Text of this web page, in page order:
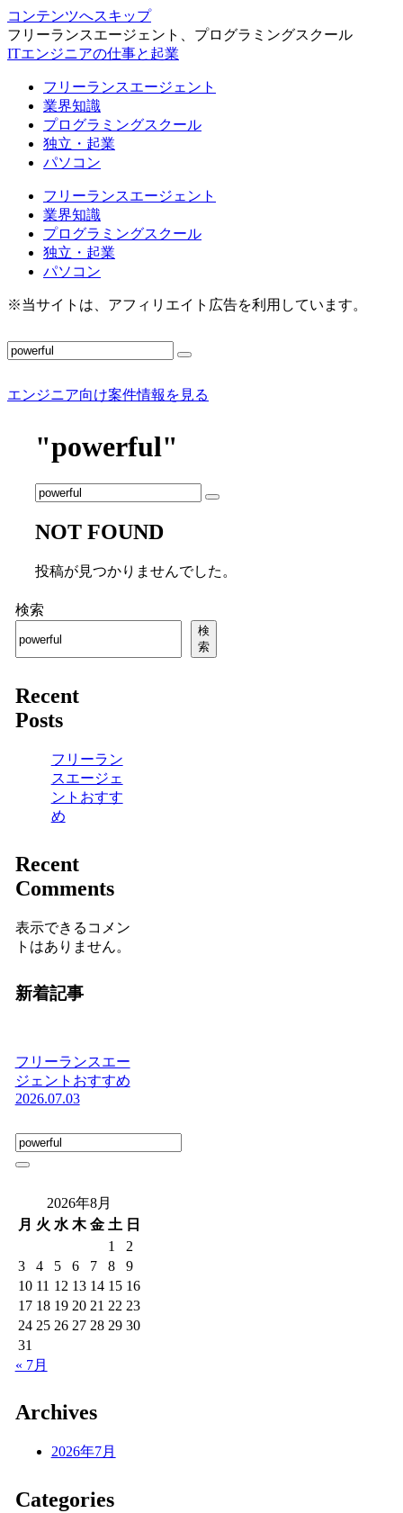
コンテンツへスキップ
フリーランスエージェント、プログラミングスクール
ITエンジニアの仕事と起業
フリーランスエージェント
業界知識
プログラミングスクール
独立・起業
パソコン
フリーランスエージェント
業界知識
プログラミングスクール
独立・起業
パソコン
※当サイトは、アフィリエイト広告を利用しています。
エンジニア向け案件情報を見る
"powerful"
NOT FOUND
投稿が見つかりませんでした。
検索
検
索
Recent
Posts
フリーラン
スエージェ
ントおすす
め
Recent
Comments
表示できるコメン
トはありません。
新着記事
フリーランスエー
ジェントおすすめ
2026.07.03
2026年8月
月 火 水 木 金 土 日
1
2
3
4 5 6 7 8
9
10 11 12 13 14 15 16
17 18 19 20 21 22 23
24 25 26 27 28 29 30
31
« 7月
Archives
2026年7月
Categories